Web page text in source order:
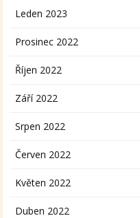
Leden 2023
Prosinec 2022
Říjen 2022
Září 2022
Srpen 2022
Červen 2022
Květen 2022
Duben 2022